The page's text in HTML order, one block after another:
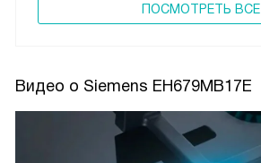
ПОCМОТРЕТЬ ВСЕ
Видео о Siemens EH679MB17E